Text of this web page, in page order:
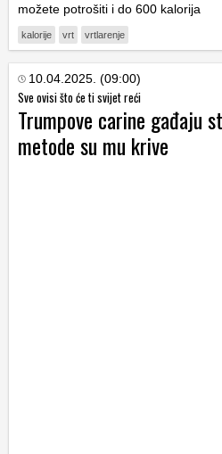
možete potrošiti i do 600 kalorija
kalorije vrt vrtlarenje
10.04.2025. (09:00)
Sve ovisi što će ti svijet reći
Trumpove carine gađaju
metode su mu krive